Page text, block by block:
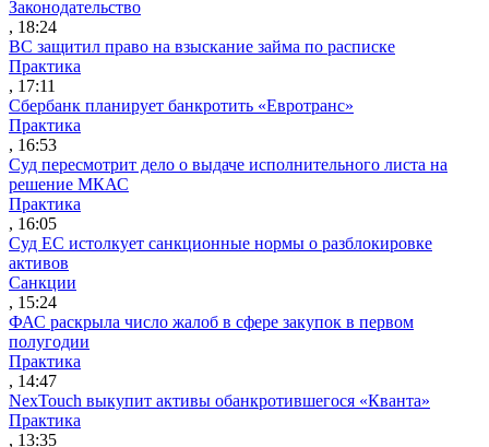
Законодательство
, 18:24
ВС защитил право на взыскание займа по расписке
Практика
, 17:11
Сбербанк планирует банкротить «Евротранс»
Практика
, 16:53
Суд пересмотрит дело о выдаче исполнительного листа на
решение МКАС
Практика
, 16:05
Суд ЕС истолкует санкционные нормы о разблокировке
активов
Санкции
, 15:24
ФАС раскрыла число жалоб в сфере закупок в первом
полугодии
Практика
, 14:47
NexTouch выкупит активы обанкротившегося «Кванта»
Практика
, 13:35